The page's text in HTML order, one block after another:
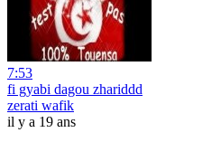
7:53
fi gyabi dagou zhariddd
zerati wafik
il y a 19 ans